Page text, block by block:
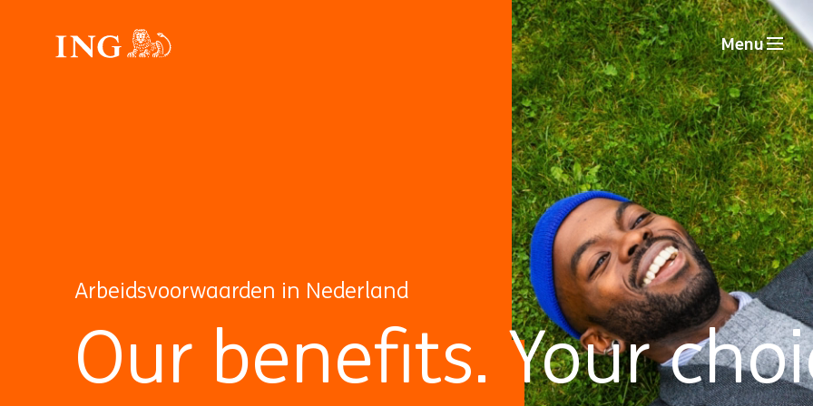
Menu
Arbeidsvoorwaarden in Nederland
Our benefits. Your